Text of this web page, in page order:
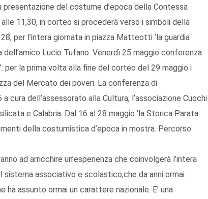
del costume d’epoca della Contessa
11,30, in corteo si procederà verso i simboli della
per l’intera giornata in piazza Matteotti ‘la guardia
dell’amico Lucio Tufano. Venerdì 25 maggio conferenza
per la prima volta alla fine del corteo del 29 maggio i
del Mercato dei poveri. La conferenza di
cura dell’assessorato alla Cultura, l’associazione Cuochi
e Calabria. Dal 16 al 28 maggio ‘la Storica Parata
della costumistica d’epoca in mostra. Percorso
ad arricchire un’esperienza che coinvolgerà l’intera
sistema associativo e scolastico,che da anni ormai
ha assunto ormai un carattere nazionale. E’ una